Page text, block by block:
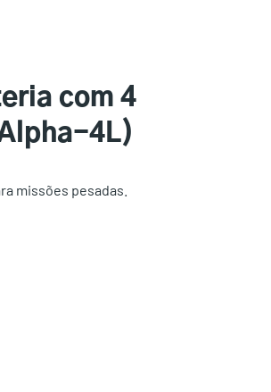
com 4
4L)
missões pesadas.